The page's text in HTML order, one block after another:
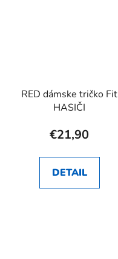
RED dámske tričko Fit
HASIČI
€21,90
DETAIL